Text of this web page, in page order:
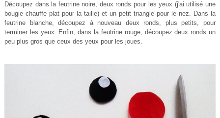
Découpez dans la feutrine noire, deux ronds pour les yeux (j'ai utilisé une
bougie chauffe plat pour la taille) et un petit triangle pour le nez. Dans la
feutrine blanche, découpez à nouveau deux ronds, plus petits, pour
terminer les yeux. Enfin, dans la feutrine rouge, découpez deux ronds un
peu plus gros que ceux des yeux pour les joues.